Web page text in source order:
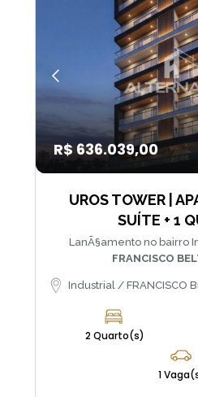
R$ 636.039,00
UROS TOWER |
SUÍTE + 1
LanÃ§amento no bairro
FRANCISCO
Industrial / FRANCISCO
2 Quarto(s)
1